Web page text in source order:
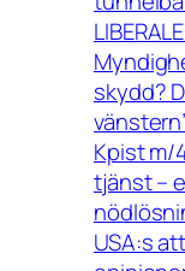
skydd?
Kpist m/
tjänst –
USA:s